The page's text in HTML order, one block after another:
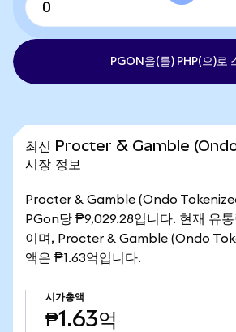
PGON을(를) PHP(으)로
최신 Procter & Gamble
시장 정보
Procter & Gamble (Ondo
PGon당 ₱9,029.28입니다. 현재 유
이며, Procter & Gamble (Ondo
액은 ₱1.63억입니다.
시가총액
₱1.63억